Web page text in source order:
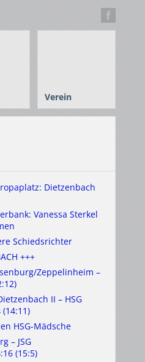
Verein
Dietzenbach
Vanessa Sterkel
Schiedsrichter
+++
Zeppelinheim –
II – HSG
HSG-Mädsche
– JSG
(15:5)